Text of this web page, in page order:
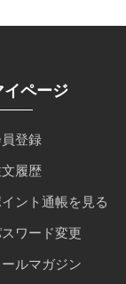
イページ
登録
履歴
ント通帳を見る
ワード変更
ールマガジン